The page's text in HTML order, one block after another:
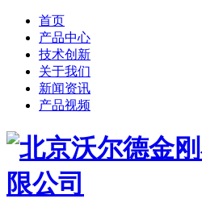
首页
产品中心
技术创新
关于我们
新闻资讯
产品视频